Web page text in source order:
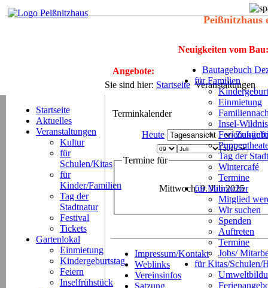
Peißnitzhaus
Neuigkeiten vom Bau:
Bautagebuch
für Familien
Einmietung
Insel-
Tag der
Wintercafé
Termine
für Mitmacher
Mitglied
Wir suchen
Spenden
Auftreten
Termine
Jobs/
für Kitas/Schulen/
Angebote:
Sie sind hier: Startseite Veranstaltungen
Startseite
Aktuelles
Veranstaltungen
Kultur
für
Schulen/Kitas
für
Kinder/Familien
Tag der
Stadtnatur
Festival
Tickets
Gartenlokal
Einmietung
Kindergeburtstag
Feiern
Inselfrühstück
Terminkalender
Heute
Termine für
Mittwoch, 9. Juli 2025
Impressum/Kontakt
Weblinks
Vereinsinfos
Satzung